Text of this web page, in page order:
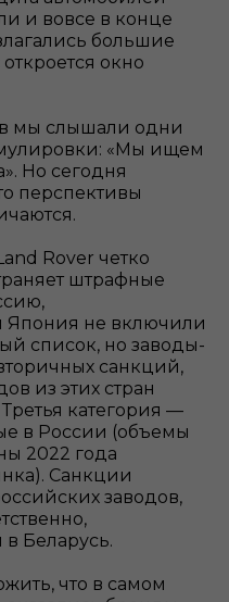
и вовсе в конце
большие
окно
мы слышали одни
«Мы ищем
Но сегодня
перспективы
Rover четко
штрафные
Япония не включили
список, но заводы-
санкций,
из этих стран
категория —
в России (объемы
2022 года
Санкции
заводов,
Беларусь.
что в самом